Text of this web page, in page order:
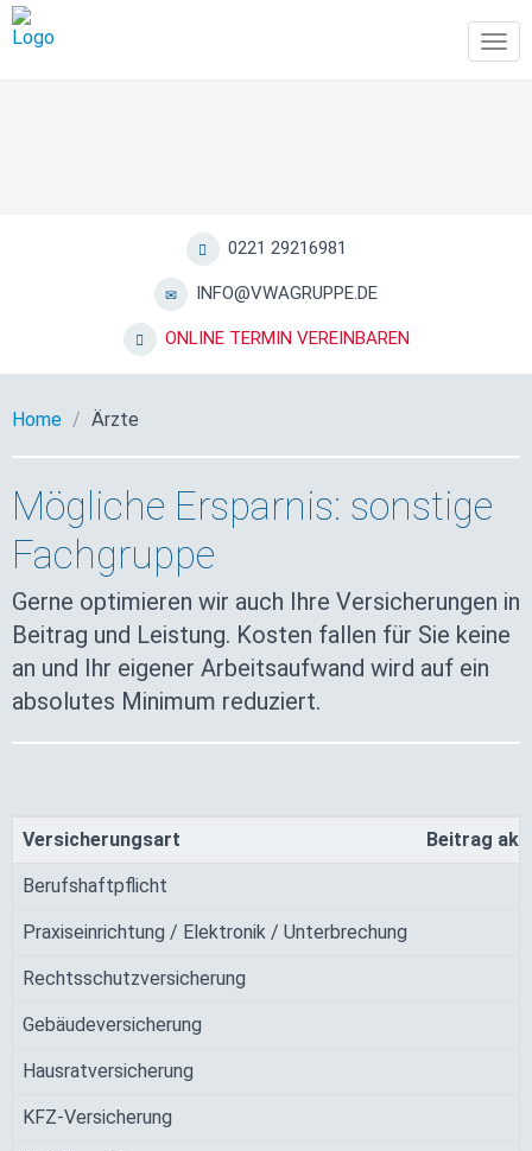
0221 29216981
INFO@VWAGRUPPE.DE
ONLINE TERMIN VEREINBAREN
Home Ärzte
Mögliche Ersparnis: sonstige
Fachgruppe
Gerne optimieren wir auch Ihre Versicherungen in
Beitrag und Leistung. Kosten fallen für Sie keine
an und Ihr eigener Arbeitsaufwand wird auf ein
absolutes Minimum reduziert.
Versicherungsart Beitrag
Berufshaftpflicht
Praxiseinrichtung / Elektronik / Unterbrechung
Rechtsschutzversicherung
Gebäudeversicherung
Hausratversicherung
KFZ-Versicherung